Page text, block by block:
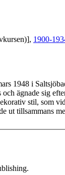
1900-
1948 i
ägnade sig
stil, som
tillsammans